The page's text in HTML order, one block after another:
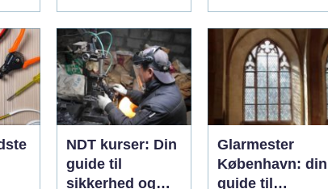
meg...
d...
NDT kurser: Din
guide til
sikkerhed og
Glarmester
København: din
guide til